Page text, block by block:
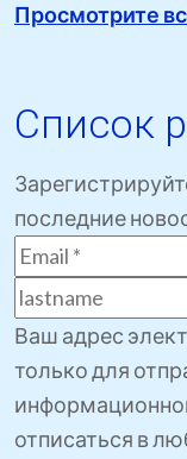
Просмотрите
Список
последние
Ваш адрес
только для
отписаться в